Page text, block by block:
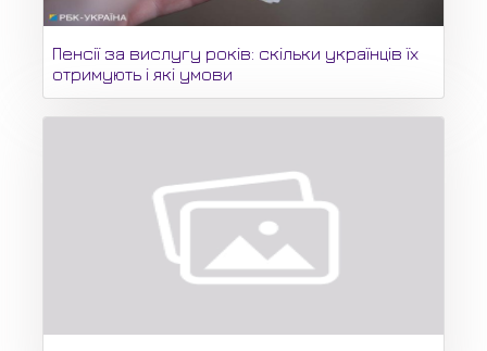
Пенсії за вислугу років: скільки українців їх
отримують і які умови